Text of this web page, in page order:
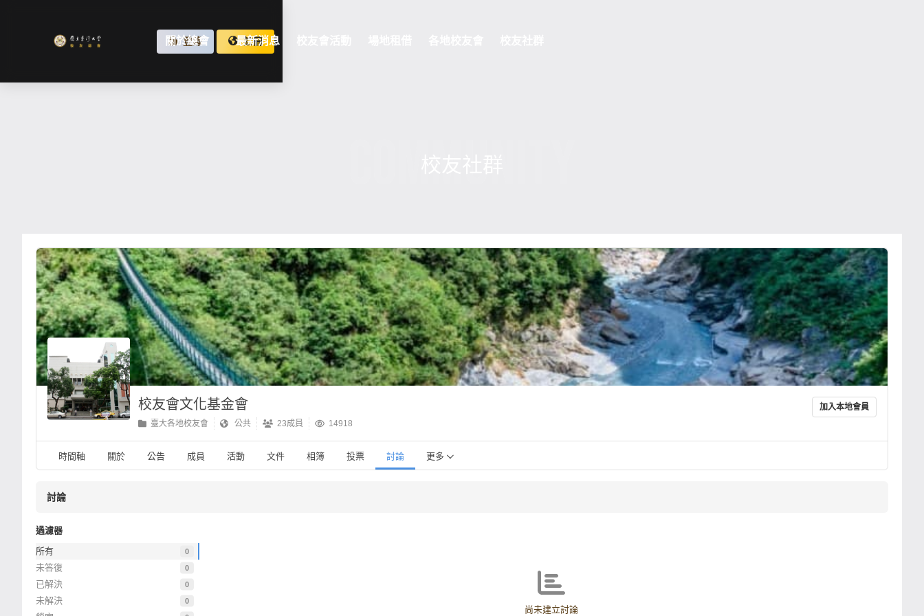
關於總會 最新消息
登錄 註冊
校友會文化基金會
臺大各地校友會 公共 23成員 14918
加入本地會員
時間軸 關於 公告 成員 活動 文件 相簿 投票 討論 更多
討論
過濾器
所有
0
未答復 0
已解決 0
未解決 0
尚未建立討論